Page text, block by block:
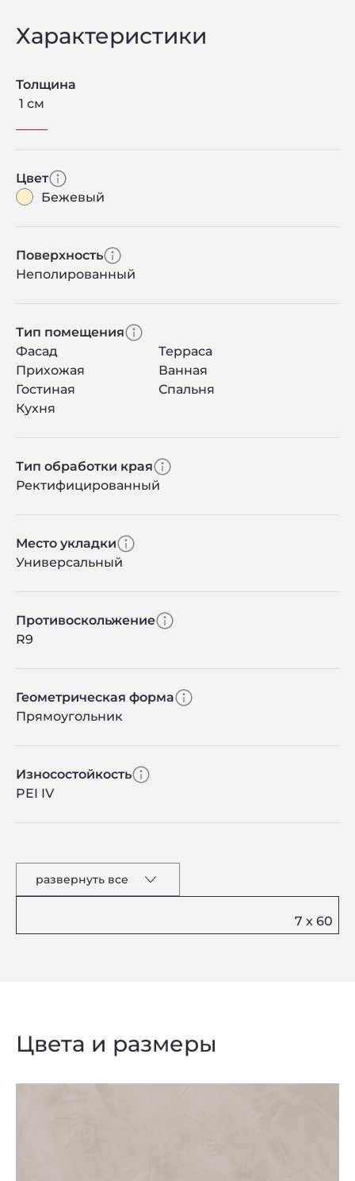
Характеристики
Толщина
1 см
Цвет
Бежевый
Поверхность
Неполированный
Тип помещения
Фасад
Терраса
Прихожая
Ванная
Гостиная
Спальня
Кухня
Тип обработки края
Ректифицированный
Место укладки
Универсальный
Противоскольжение
R9
Геометрическая форма
Прямоугольник
Износостойкость
PEI IV
развернуть все
Цвета и размеры